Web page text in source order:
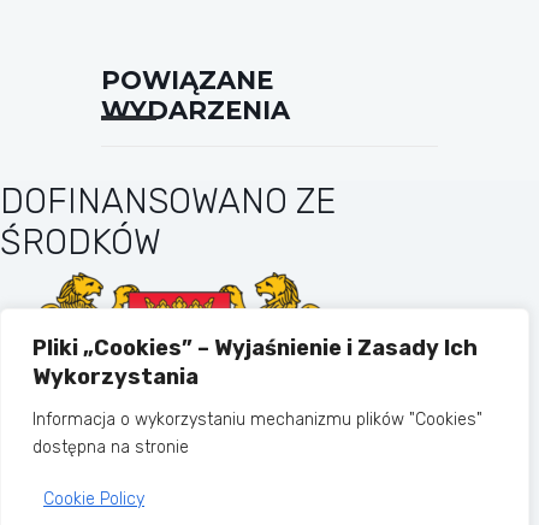
Pliki „Cookies” – Wyjaśnienie i Zasady Ich
Wykorzystania
Informacja o wykorzystaniu mechanizmu plików "Cookies"
dostępna na stronie
Cookie Policy
POWIĄZANE
WYDARZENIA
DOFINANSOWANO ZE
ŚRODKÓW